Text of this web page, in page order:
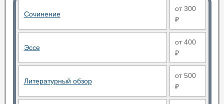
Сочинение
от 300
₽
Эссе
от 400
₽
Литературный обзор
от 500
₽